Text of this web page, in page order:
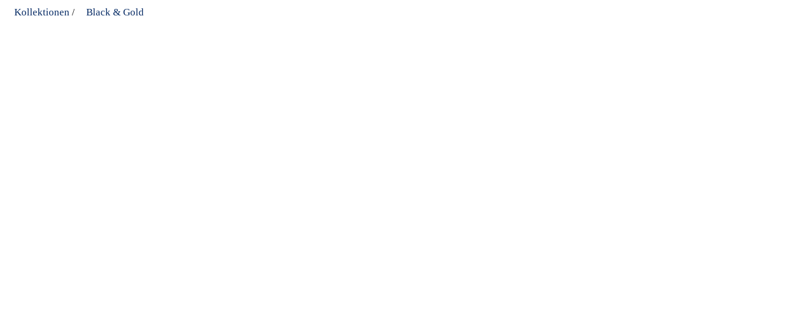
Kollektionen / Black & Gold